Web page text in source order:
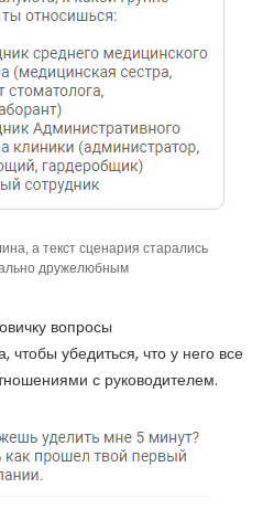
а текст сценария старались
дружелюбным
вопросы
чтобы убедиться, что у него все
с руководителем.